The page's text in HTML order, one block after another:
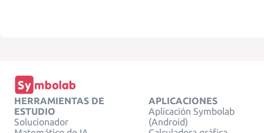
HERRAMIENTAS DE
ESTUDIO
Solucionador
APLICACIONES
Aplicación Symbolab
(Android)